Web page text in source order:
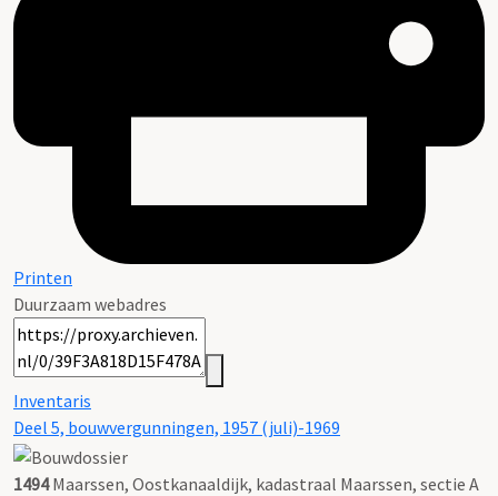
Printen
Duurzaam webadres
Inventaris
Deel 5, bouwvergunningen, 1957 (juli)-1969
1494Maarssen, Oostkanaaldijk, kadastraal Maarssen, sectie A